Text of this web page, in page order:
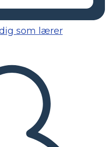
som lærer